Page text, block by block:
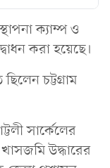
ক্যাম্প ও
করা হয়েছে।
চট্টগ্রাম
সার্কেলের
উদ্ধারের